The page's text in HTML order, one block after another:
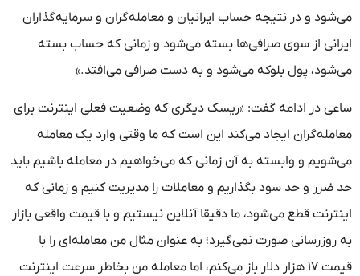
می‌شود و در نتیجه حساب ایرانیان و معامله‌گران و سرمایه‌گذاران
ایرانی از سوی صرافی‌ها بسته می‌شود و زمانی که حساب بسته
می‌شود، پول بلوکه می‌شود و به دست صرافی می‌افتد.»
ساعی در ادامه گفت: «ریسک دیگری که وضعیت فعلی اینترنت برای
معامله‌گران ایجاد می‌کند این است که ما وقتی وارد یک معامله
می‌شویم و وابسته به آن زمانی که می‌خواهیم در معامله باشیم باید
حد ضرر و حد سود بگذاریم و معاملات را مدیریت کنیم و زمانی که
اینترنت قطع می‌شود، ما دقیقا آنلاین نیستیم و با قیمت واقعی بازار
به روزرسانی صورت نمی‌گیرد؛ به عنوان مثال من معامله‌ای را با
قیمت ۱۷ هزار دلار باز می‌کنم، اما معامله من بخاطر سرعت اینترنت